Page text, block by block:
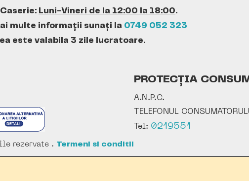
Luni-Vineri de la 12:00 la 18:00.
multe informații sunați la 0749 052 323
este valabila 3 zile lucratoare.
PROTECȚIA
A.N.P.C.
TELEFONUL
Tel: 0219551
rezervate . Termeni si conditii